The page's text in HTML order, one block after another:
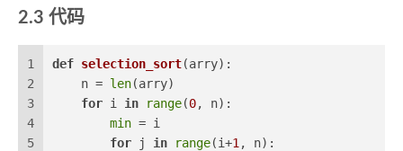
代码
1
2
3
4
5
def selection_sort(arry):
    n =
len(arry)
for i in range(0, n):
min = i
for j in range(i+1 , n):